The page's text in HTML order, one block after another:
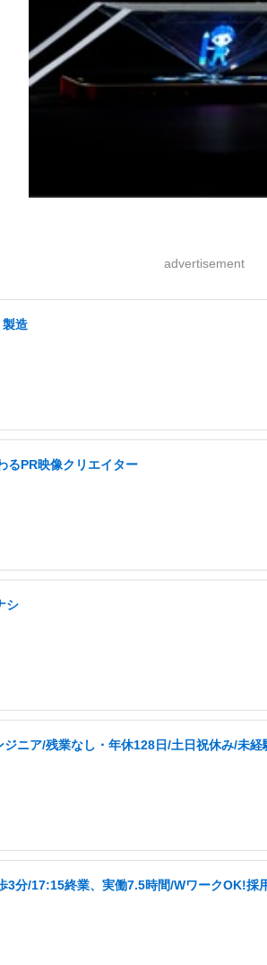
advertisement
製造
るPR映像クリエイター
シ
ニア/残業なし・年休128日/土日祝休み/未
3分/17:15終業、実働7.5時間/WワークOK!採